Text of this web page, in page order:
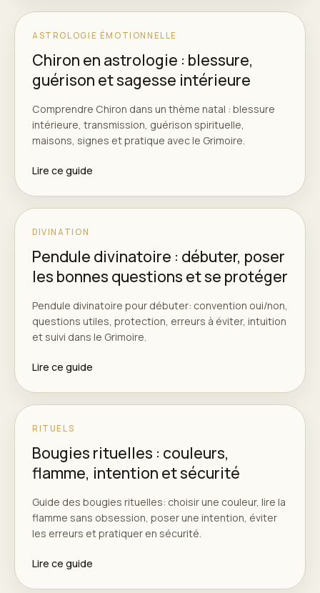
ASTROLOGIE ÉMOTIONNELLE
Chiron en astrologie : blessure,
guérison et sagesse intérieure
Comprendre Chiron dans un thème natal : blessure
intérieure, transmission, guérison spirituelle,
maisons, signes et pratique avec le Grimoire.
Lire ce guide
DIVINATION
Pendule divinatoire : débuter, poser
les bonnes questions et se protéger
Pendule divinatoire pour débuter: convention oui/non,
questions utiles, protection, erreurs à éviter, intuition
et suivi dans le Grimoire.
Lire ce guide
RITUELS
Bougies rituelles : couleurs,
flamme, intention et sécurité
Guide des bougies rituelles: choisir une couleur, lire la
flamme sans obsession, poser une intention, éviter
les erreurs et pratiquer en sécurité.
Lire ce guide